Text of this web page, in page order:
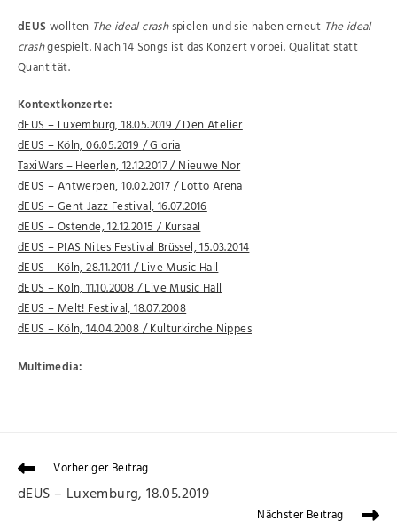
dEUSwollten The ideal crashspielen und sie haben erneut The ideal
crashgespielt. Nach 14 Songs ist das Konzert vorbei. Qualität statt
Quantität.
Kontextkonzerte:
dEUS – Luxemburg, 18.05.2019 / Den Atelier
dEUS – Köln, 06.05.2019 / Gloria
TaxiWars – Heerlen, 12.12.2017/ Nieuwe Nor
dEUS – Antwerpen, 10.02.2017 / Lotto Arena
dEUS – Gent Jazz Festival, 16.07.2016
dEUS – Ostende, 12.12.2015 / Kursaal
dEUS – PIAS Nites Festival Brüssel, 15.03.2014
dEUS – Köln, 28.11.2011 / Live Music Hall
dEUS – Köln, 11.10.2008 / Live Music Hall
dEUS – Melt! Festival, 18.07.2008
dEUS – Köln, 14.04.2008 / Kulturkirche Nippes
Multimedia:
Vorheriger Beitrag
dEUS – Luxemburg, 18.05.2019
Nächster Beitrag